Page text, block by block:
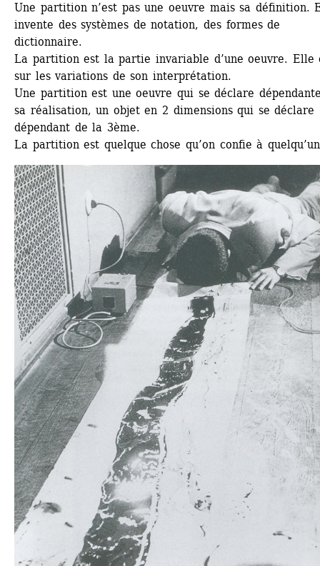
Une partition n’est pas une oeuvre mais sa définition.
invente des systèmes de notation, des formes de
dictionnaire.
La partition est la partie invariable d’une oeuvre. Elle
sur les variations de son interprétation.
Une partition est une oeuvre qui se déclare
sa réalisation, un objet en 2 dimensions qui se déclare
dépendant de la 3ème.
La partition est quelque chose qu’on confie à